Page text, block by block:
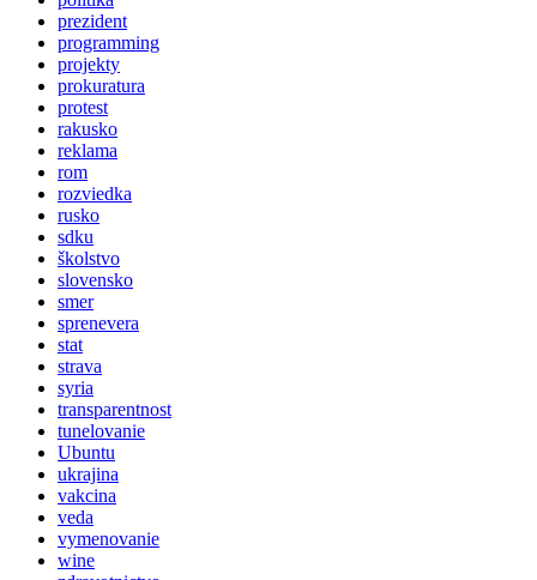
prezident
programming
projekty
prokuratura
protest
rakusko
reklama
rom
rozviedka
rusko
sdku
školstvo
slovensko
smer
sprenevera
stat
strava
syria
transparentnost
tunelovanie
Ubuntu
ukrajina
vakcina
veda
vymenovanie
wine